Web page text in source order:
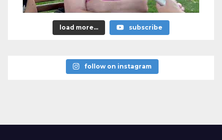
load more... subscribe
follow on instagram